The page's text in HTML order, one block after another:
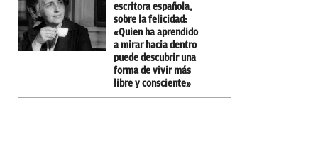
escritora española,
sobre la felicidad:
«Quien ha aprendido
a mirar hacia dentro
puede descubrir una
forma de vivir más
libre y consciente»